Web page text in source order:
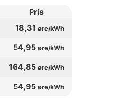
Pris
18,31 øre/kWh
54,95 øre/kWh
164,85 øre/kWh
54,95 øre/kWh